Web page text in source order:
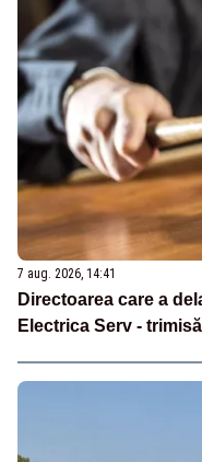
7 aug. 2026, 14:41
Directoarea care a
Electrica Serv -